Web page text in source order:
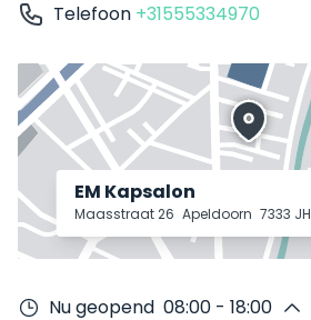
Telefoon +31555334970
EM Kapsalon
Maasstraat 26 Apeldoorn 7333 JH
Nu geopend 08:00 - 18:00